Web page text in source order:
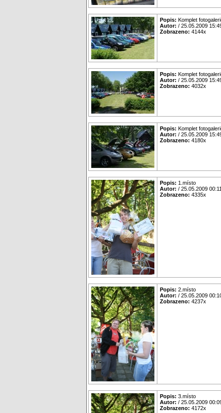
Popis: Komplet
Autor: / 25.05.2009
Zobrazeno: 4144x
Popis: Komplet
Autor: / 25.05.2009
Zobrazeno: 4032x
Popis: Komplet
Autor: / 25.05.2009
Zobrazeno: 4180x
Popis: 1.místo
Autor: / 25.05.2009
Zobrazeno: 4335x
Popis: 2.místo
Autor: / 25.05.2009
Zobrazeno: 4237x
Popis: 3.místo
Autor: / 25.05.2009
Zobrazeno: 4172x